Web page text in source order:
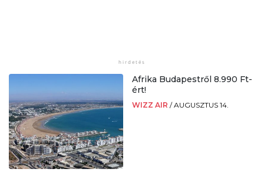
Afrika Budapestről 8.990 Ft-
ért!
WIZZ AIR /AUGUSZTUS 14.